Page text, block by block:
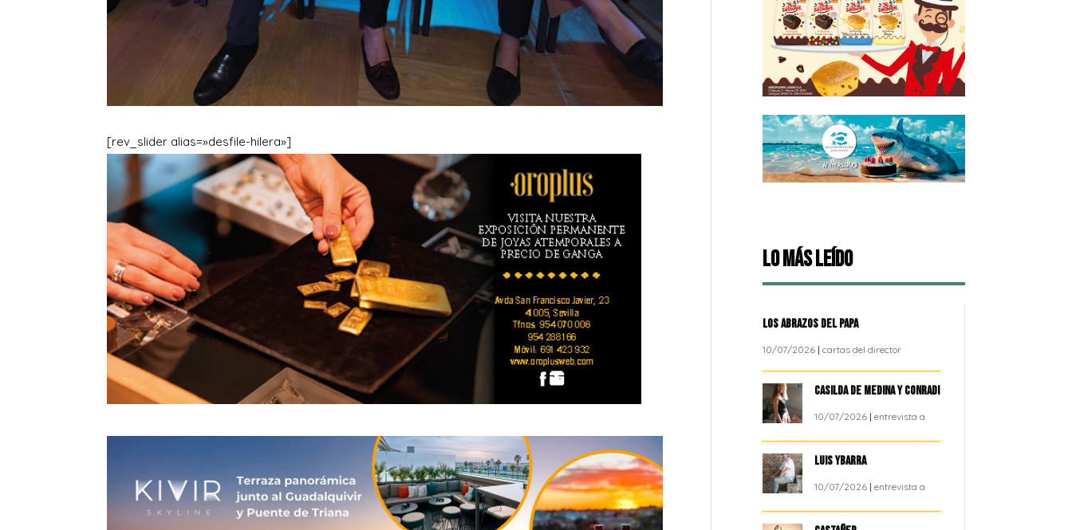
[rev_slider alias=»desfile-hilera»]
Lo más leído
LOS ABRAZOS DEL PAPA
10/07/2026 |cartas del director
CASILDA DE MEDINA Y CONRADI
10/07/2026 |entrevista a
LUIS YBARRA
10/07/2026 |entrevista a